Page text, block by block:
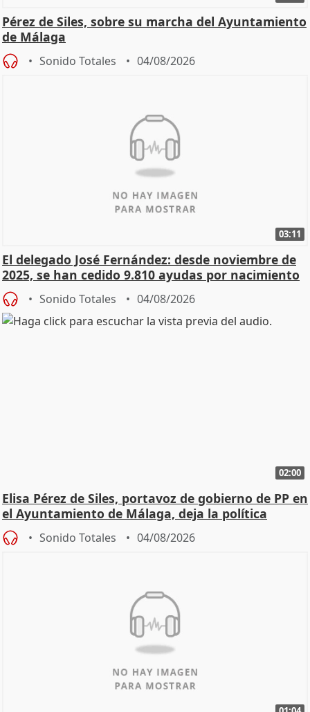
Pérez de Siles, sobre su marcha del Ayuntamiento
de Málaga
Sonido Totales 04/08/2026
03:11
El delegado José Fernández: desde noviembre de
2025, se han cedido 9.810 ayudas por nacimiento
Sonido Totales 04/08/2026
02:00
Elisa Pérez de Siles, portavoz de gobierno de PP en
el Ayuntamiento de Málaga, deja la política
Sonido Totales 04/08/2026